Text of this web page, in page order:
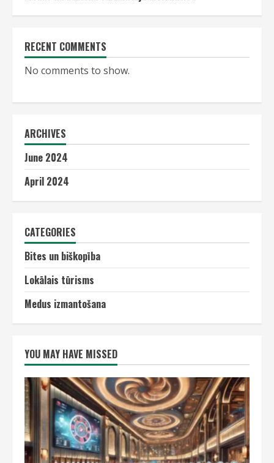
RECENT COMMENTS
No comments to show.
ARCHIVES
June 2024
April 2024
CATEGORIES
Bites un biškopība
Lokālais tūrisms
Medus izmantošana
YOU MAY HAVE MISSED